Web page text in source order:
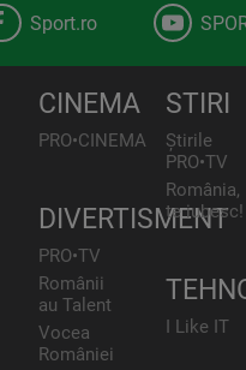
Sport.ro
CINEMA
PRO•CINEMA
DIVERTISMENT
PRO•TV
Românii
au Talent
Vocea
României
STIRI
Știrile
PRO•TV
România,
te iubesc!
I Like IT